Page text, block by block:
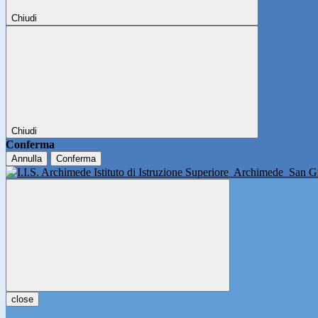
Chiudi
Chiudi
Conferma
Annulla Conferma
Istituto di Istruzione Superiore Archimede San
close